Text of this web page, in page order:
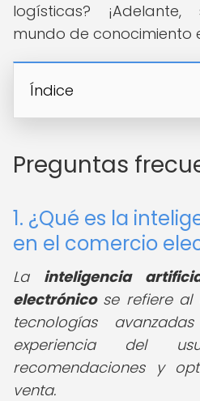
logísticas?
mundo de conocimiento
Índice
Preguntas
1. ¿Qué es la
en el comercio
La inteligencia
electrónicose refiere al
tecnologías
experiencia del
recomendaciones y
venta.